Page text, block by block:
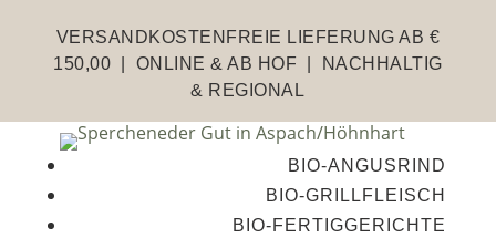
VERSANDKOSTENFREIE LIEFERUNG AB €
150,00 | ONLINE & AB HOF | NACHHALTIG
& REGIONAL
BIO-ANGUSRIND
BIO-GRILLFLEISCH
BIO-FERTIGGERICHTE